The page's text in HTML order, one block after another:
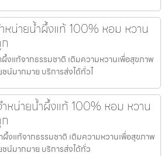
หน่ายน้ำผึ้งแท้ 100% หอม หวาน
งแท้จากธรรมชาติ เติมความหวานเพื่อสุขภาพ
น์มากมาย บริการส่งได้ทั่วไ
หน่ายน้ำผึ้งแท้ 100% หอม หวาน
ผึ้งแท้จากธรรมชาติ เติมความหวานเพื่อสุขภาพ
น์มากมาย บริการส่งได้ทั่ว